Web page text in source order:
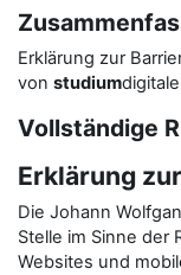
Erklärung zur
von studiumdigitale
Vollständige
Erklärung
Die Johann
Stelle im Sinne der
Websites und